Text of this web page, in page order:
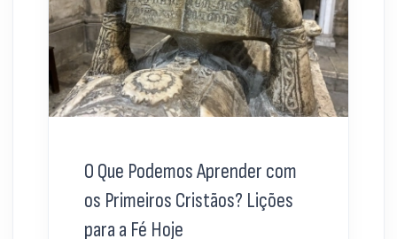
O Que Podemos Aprender com
os Primeiros Cristãos? Lições
para a Fé Hoje